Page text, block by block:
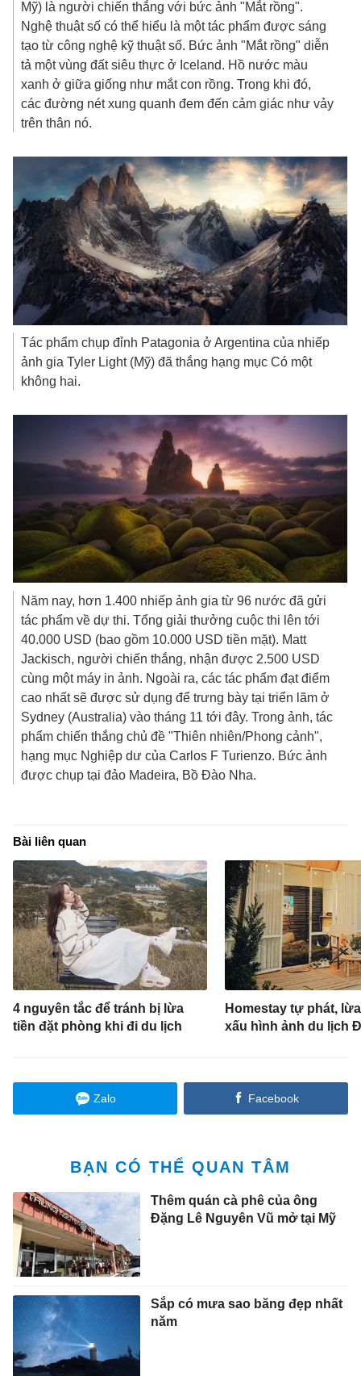
Mỹ) là người chiến thắng với bức ảnh "Mắt rồng".
Nghệ thuật số có thể hiểu là một tác phẩm được sáng
tạo từ công nghệ kỹ thuật số. Bức ảnh "Mắt rồng" diễn
tả một vùng đất siêu thực ở Iceland. Hồ nước màu
xanh ở giữa giống như mắt con rồng. Trong khi đó,
các đường nét xung quanh đem đến cảm giác như vảy
trên thân nó.
Tác phẩm chụp đỉnh Patagonia ở Argentina của nhiếp
ảnh gia Tyler Light (Mỹ) đã thắng hạng mục Có một
không hai.
Năm nay, hơn 1.400 nhiếp ảnh gia từ 96 nước đã gửi
tác phẩm về dự thi. Tổng giải thưởng cuộc thi lên tới
40.000 USD (bao gồm 10.000 USD tiền mặt). Matt
Jackisch, người chiến thắng, nhận được 2.500 USD
cùng một máy in ảnh. Ngoài ra, các tác phẩm đạt điểm
cao nhất sẽ được sử dụng để trưng bày tại triển lãm ở
Sydney (Australia) vào tháng 11 tới đây. Trong ảnh, tác
phẩm chiến thắng chủ đề "Thiên nhiên/Phong cảnh",
hạng mục Nghiệp dư của Carlos F Turienzo. Bức ảnh
được chụp tại đảo Madeira, Bồ Đào Nha.
Bài liên quan
4 nguyên tắc để tránh bị lừa
tiền đặt phòng khi đi du lịch
Homestay tự phát,
xấu hình ảnh du lịch
Zalo Facebook
BẠN CÓ THỂ QUAN TÂM
Thêm quán cà phê của ông
Đặng Lê Nguyên Vũ mở tại Mỹ
Sắp có mưa sao băng đẹp nhất
năm